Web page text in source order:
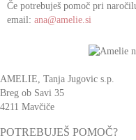
Če potrebuješ pomoč pri
email: ana@amelie.si
AMELIE, Tanja Jugovic s.p.
Breg ob Savi 35
4211 Mavčiče
POTREBUJEŠ POMOČ?